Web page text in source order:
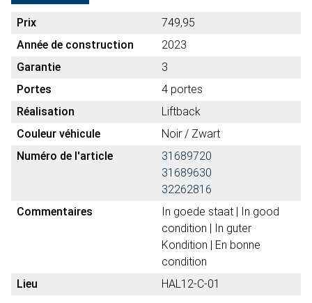
Prix
749,95
Année de construction
2023
Garantie
3
Portes
4 portes
Réalisation
Liftback
Couleur véhicule
Noir / Zwart
Numéro de l'article
31689720
31689630
32262816
Commentaires
In goede staat | In good
condition | In guter
Kondition | En bonne
condition
Lieu
HAL12-C-01